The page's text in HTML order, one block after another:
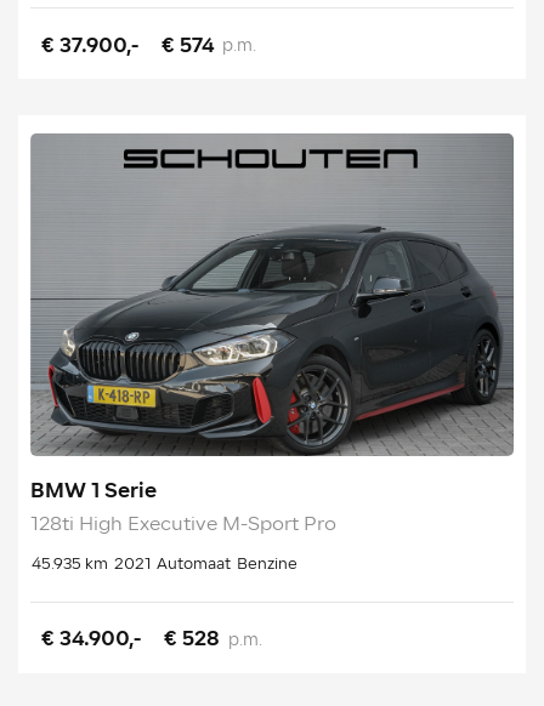
€ 37.900,- € 574 p.m.
BMW 1 Serie
128ti High Executive M-Sport Pro
45.935 km 2021 Automaat Benzine
€ 34.900,- € 528 p.m.